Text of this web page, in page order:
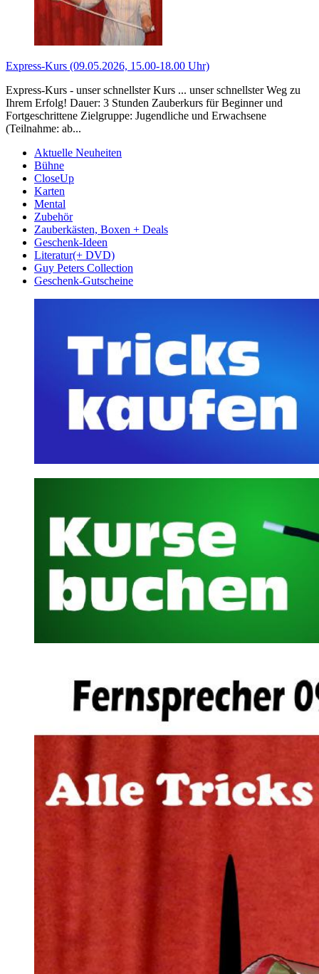
Express-Kurs (09.05.2026, 15.00-18.00 Uhr)
Express-Kurs - unser schnellster Kurs ... unser schnellster Weg zu
Ihrem Erfolg! Dauer: 3 Stunden Zauberkurs für Beginner und
Fortgeschrittene Zielgruppe: Jugendliche und Erwachsene
(Teilnahme: ab...
Aktuelle Neuheiten
Bühne
CloseUp
Karten
Mental
Zubehör
Zauberkästen, Boxen + Deals
Geschenk-Ideen
Literatur(+ DVD)
Guy Peters Collection
Geschenk-Gutscheine